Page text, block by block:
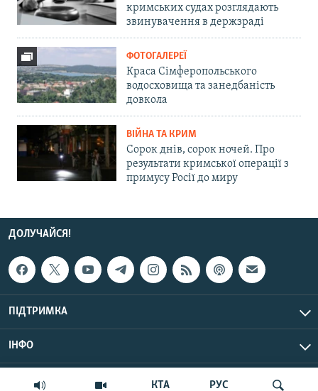
КТА РУС
кримських судах розглядають
звинувачення в держзраді
ФОТОГАЛЕРЕЇ
Краса Сімферопольського
водосховища та занедбаність
довкола
ВІЙНА ТА КРИМ
Сорок днів, сорок ночей. Про
результати кримської операції з
примусу Росії до миру
ДОЛУЧАЙСЯ!
ПІДТРИМКА
ІНФО
© Крим.Реалії, 2026 | Усі права застережено.